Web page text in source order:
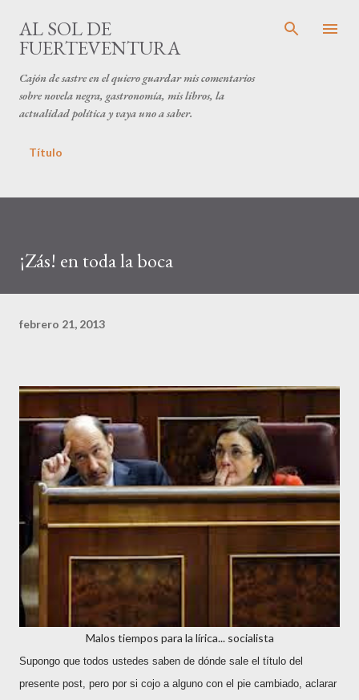
AL SOL DE
FUERTEVENTURA
Cajón de sastre en el quiero guardar mis comentarios
sobre novela negra, gastronomía, mis libros, la
actualidad política y vaya uno a saber.
Título
¡Zás! en toda la boca
febrero 21, 2013
Malos tiempos para la lírica... socialista
Supongo que todos ustedes saben de dónde sale el título del
presente post, pero por si cojo a alguno con el pie cambiado, aclarar